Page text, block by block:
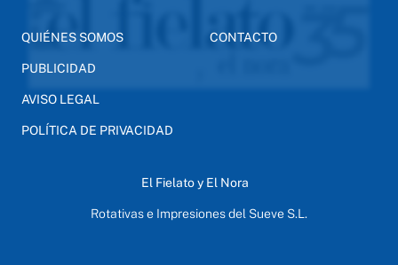
QUIÉNES SOMOS
PUBLICIDAD
AVISO LEGAL
POLÍTICA DE PRIVACIDAD
CONTACTO
El Fielato y El Nora
Rotativas e Impresiones del Sueve S.L.